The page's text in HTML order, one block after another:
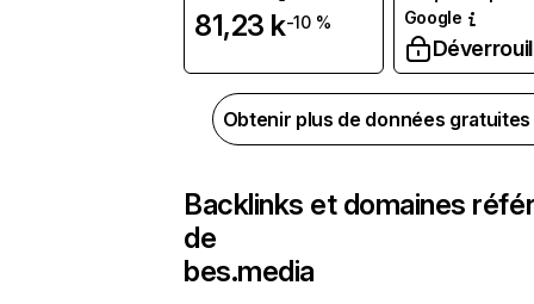
81,23 k-10 %
Google
Obtenir plus de données
Backlinks et domaines
de
bes.media